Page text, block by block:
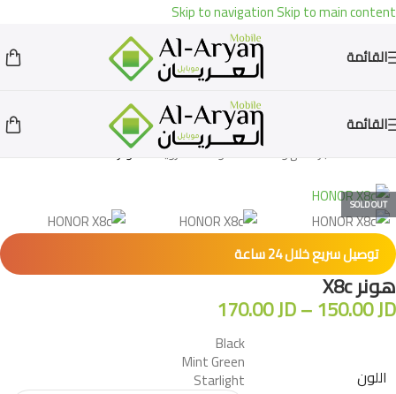
Skip to navigationSkip to main content
القائمة
القائمة
المتجر» الهواتف المحمولة»اندرويد هونر X8c
SOLD OUT
توصيل سريع خلال 24 ساعة
هونر X8c
150.00JD
–
170.00JD
اللون
Black
Mint Green
Starlight